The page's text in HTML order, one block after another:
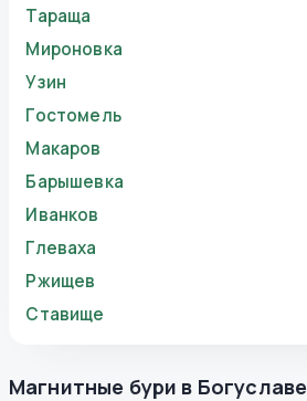
Тараща
Мироновка
Узин
Гостомель
Макаров
Барышевка
Иванков
Глеваха
Ржищев
Ставище
Магнитные бури в Богуславе